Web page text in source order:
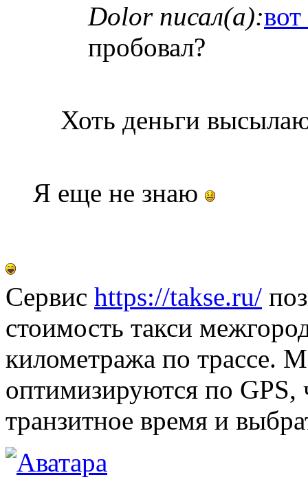
Dolor писал(а):
пробовал?
Хоть деньги
Я еще не знаю
Сервис https://takse.ru/
стоимость такси
километража по трассе.
оптимизируются по GPS,
транзитное время и